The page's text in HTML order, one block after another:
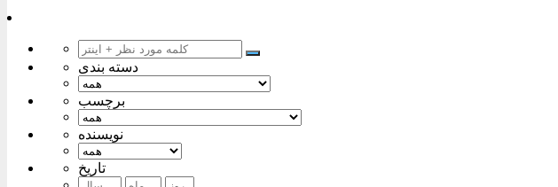
دسته بندی
برچسب
نویسنده
تاریخ